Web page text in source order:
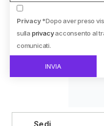
Privacy*Dopo aver preso
sulla privacyacconsento al
comunicati.
Sedi